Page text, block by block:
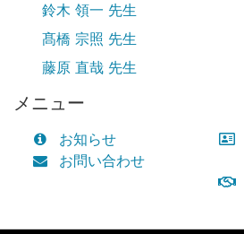
鈴木 領一 先生
髙橋 宗照 先生
藤原 直哉 先生
メニュー
お知らせ
お問い合わせ